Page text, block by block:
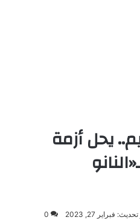
يحل أزمة
فبراير 27, 2023 0